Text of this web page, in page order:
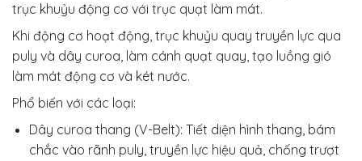
trục khuỷu động cơ với trục quạt làm mát.
Khi động cơ hoạt động, trục khuỷu quay truyền lực qua
puly và dây curoa, làm cánh quạt quay, tạo luồng gió
làm mát động cơ và két nước.
Phổ biến với các loại:
Dây curoa thang (V-Belt): Tiết diện hình thang, bám
chắc vào rãnh puly, truyền lực hiệu quả, chống trượt